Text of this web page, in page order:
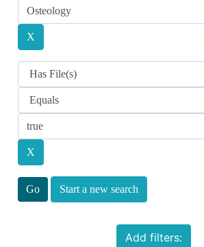
Start a new search
Add filters: